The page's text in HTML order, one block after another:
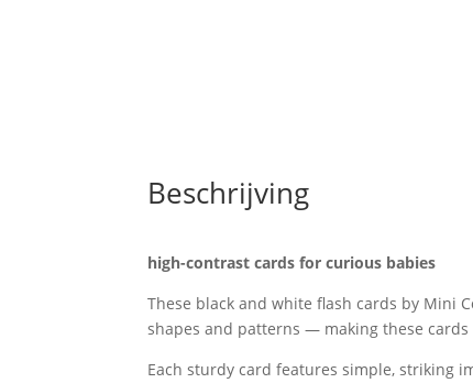
Beschrijving
high-contrast cards for curious babies
These black and white flash cards by Mini
shapes and patterns — making these
Each sturdy card features simple, striking